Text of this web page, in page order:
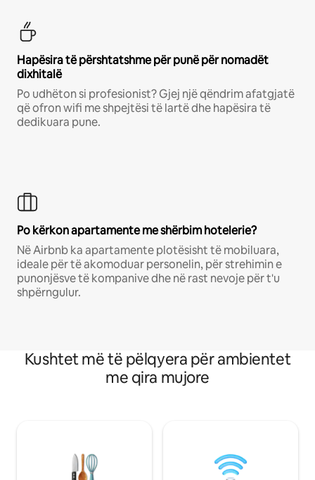
Hapësira të përshtatshme për punë për nomadët
dixhitalë
Po udhëton si profesionist? Gjej një qëndrim afatgjatë
që ofron wifi me shpejtësi të lartë dhe hapësira të
dedikuara pune.
Po kërkon apartamente me shërbim hotelerie?
Në Airbnb ka apartamente plotësisht të mobiluara,
ideale për të akomoduar personelin, për strehimin e
punonjësve të kompanive dhe në rast nevoje për t'u
shpërngulur.
Kushtet më të pëlqyera për ambientet
me qira mujore